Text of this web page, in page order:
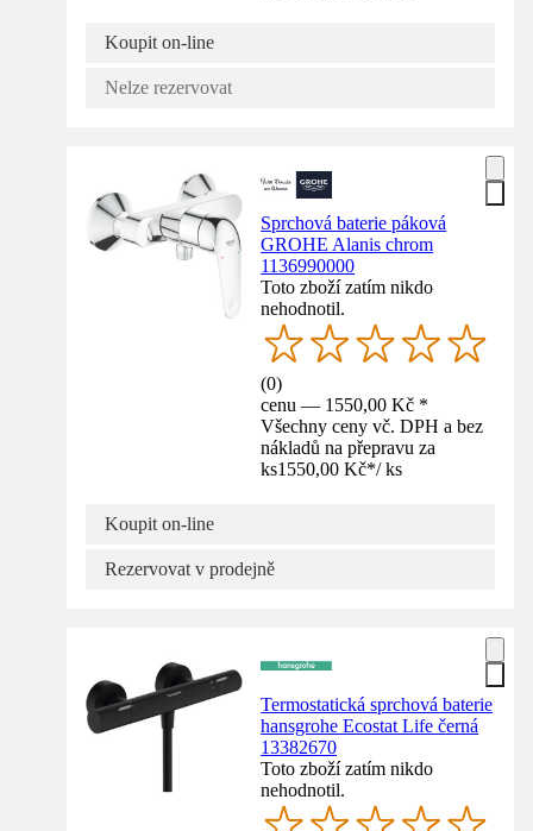
Koupit on-line
Nelze rezervovat
Sprchová baterie páková
GROHE Alanis chrom
1136990000
Toto zboží zatím nikdo
nehodnotil.
(0)
cenu — 1550,00 Kč *
Všechny ceny vč. DPH a bez
nákladů na přepravu za
ks1550,00 Kč*/ ks
Koupit on-line
Rezervovat v prodejně
Termostatická sprchová baterie
hansgrohe Ecostat Life černá
13382670
Toto zboží zatím nikdo
nehodnotil.